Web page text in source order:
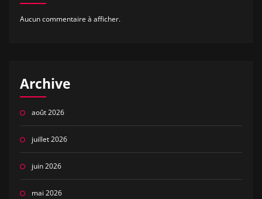
Aucun commentaire à afficher.
Archive
août 2026
juillet 2026
juin 2026
mai 2026